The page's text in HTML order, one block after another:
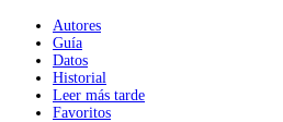
Autores
Guía
Datos
Historial
Leer más tarde
Favoritos